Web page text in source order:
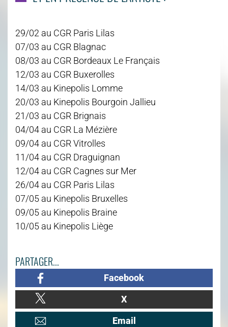
29/02 au CGR Paris Lilas
07/03 au CGR Blagnac
08/03 au CGR Bordeaux Le Français
12/03 au CGR Buxerolles
14/03 au Kinepolis Lomme
20/03 au Kinepolis Bourgoin Jallieu
21/03 au CGR Brignais
04/04 au CGR La Mézière
09/04 au CGR Vitrolles
11/04 au CGR Draguignan
12/04 au CGR Cagnes sur Mer
26/04 au CGR Paris Lilas
07/05 au Kinepolis Bruxelles
09/05 au Kinepolis Braine
10/05 au Kinepolis Liège
PARTAGER...
Facebook
X
Email